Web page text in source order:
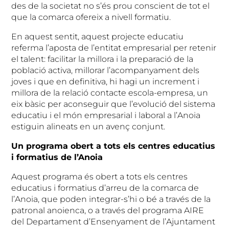
des de la societat no s’és prou conscient de tot el
que la comarca ofereix a nivell formatiu.
En aquest sentit, aquest projecte educatiu
referma l’aposta de l’entitat empresarial per retenir
el talent: facilitar la millora i la preparació de la
població activa, millorar l’acompanyament dels
joves i que en definitiva, hi hagi un increment i
millora de la relació contacte escola-empresa, un
eix bàsic per aconseguir que l’evolució del sistema
educatiu i el món empresarial i laboral a l’Anoia
estiguin alineats en un avenç conjunt.
Un programa obert a tots els centres educatius
i formatius de l’Anoia
Aquest programa és obert a tots els centres
educatius i formatius d’arreu de la comarca de
l’Anoia, que poden integrar-s’hi o bé a través de la
patronal anoienca, o a través del programa AIRE
del Departament d’Ensenyament de l’Ajuntament